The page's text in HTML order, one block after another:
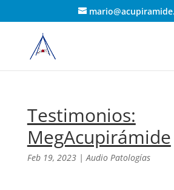
Testimonios:
MegAcupirámide
Feb 19, 2023|Audio Patologías